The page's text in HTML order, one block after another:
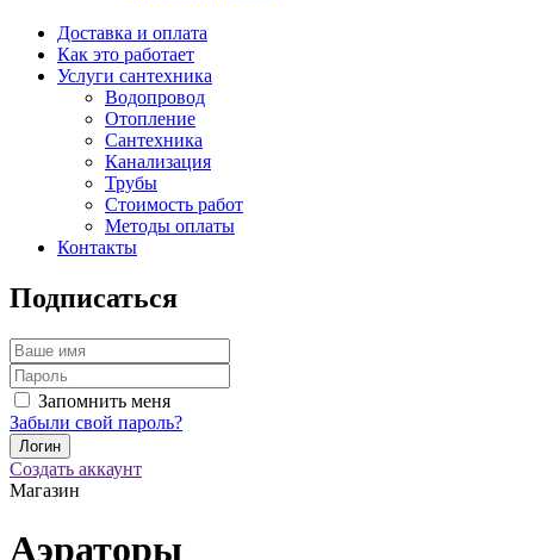
Доставка и оплата
Как это работает
Услуги сантехника
Водопровод
Отопление
Сантехника
Канализация
Трубы
Стоимость работ
Методы оплаты
Контакты
Подписаться
Запомнить меня
Забыли свой пароль?
Создать аккаунт
Магазин
Аэраторы